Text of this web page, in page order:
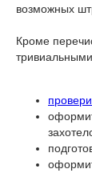
возможных
Кроме